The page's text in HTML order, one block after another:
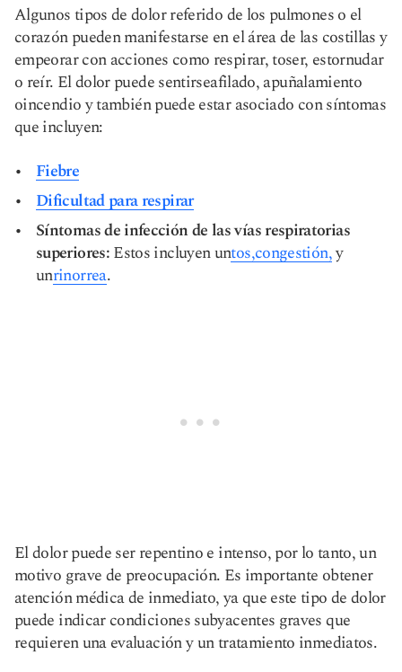
Algunos tipos de dolor referido de los pulmones o el
corazón pueden manifestarse en el área de las costillas y
empeorar con acciones como respirar, toser, estornudar
o reír. El dolor puede sentirseafilado,apuñalamiento
oincendioy también puede estar asociado con síntomas
que incluyen:
Fiebre
Dificultad para respirar
Síntomas de infección de las vías respiratorias
superiores:Estos incluyen untos,congestión,y
unrinorrea.
El dolor puede ser repentino e intenso, por lo tanto, un
motivo grave de preocupación. Es importante obtener
atención médica de inmediato, ya que este tipo de dolor
puede indicar condiciones subyacentes graves que
requieren una evaluación y un tratamiento inmediatos.